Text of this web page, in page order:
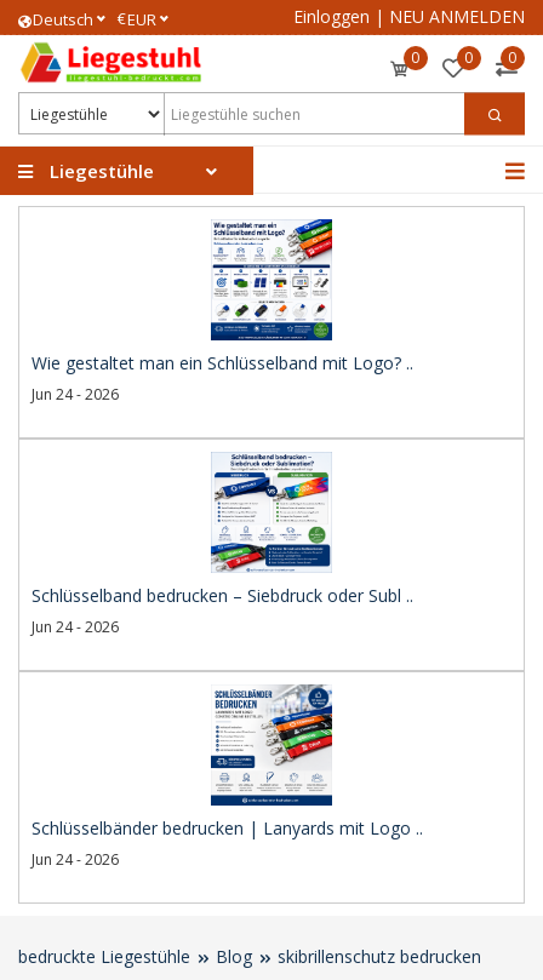
Deutsch €EUR Einloggen | NEU ANMELDEN
0 0 0
Liegestühle
Wie gestaltet man ein Schlüsselband mit Logo? ..
Jun 24 - 2026
Schlüsselband bedrucken – Siebdruck oder Subl ..
Jun 24 - 2026
Schlüsselbänder bedrucken | Lanyards mit Logo ..
Jun 24 - 2026
bedruckte Liegestühle Blog skibrillenschutz bedrucken